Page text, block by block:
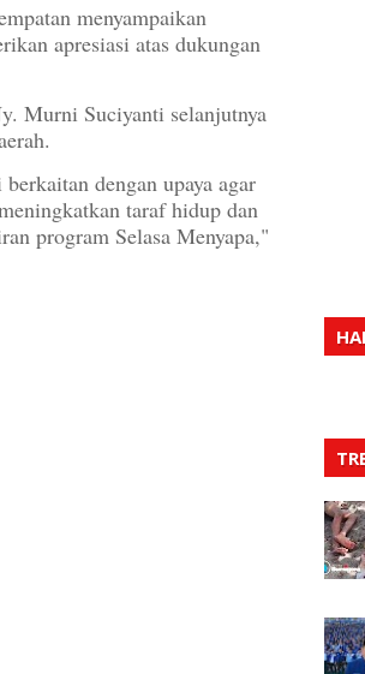
menyampaikan
apresiasi atas dukungan
Murni Suciyanti selanjutnya
dengan upaya agar
taraf hidup dan
program Selasa Menyapa,"